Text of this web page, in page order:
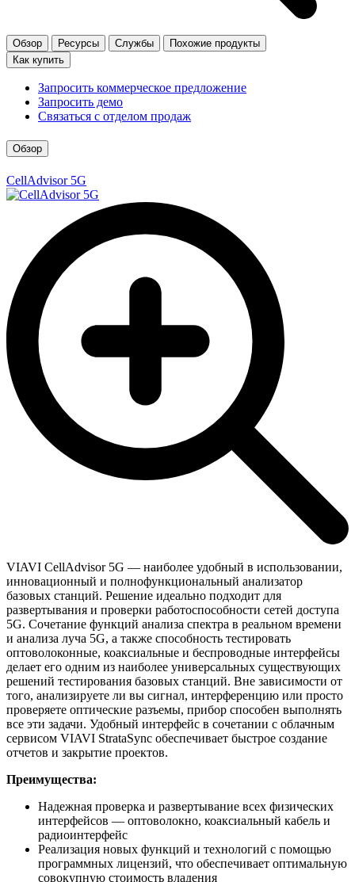
Обзор Ресурсы Службы
Похожие продукты
Как купить
Запросить коммерческое предложение
Запросить демо
Связаться с отделом продаж
Обзор
CellAdvisor 5G
VIAVI CellAdvisor 5G — наиболее удобный в использовании,
инновационный и полнофункциональный анализатор
базовых станций. Решение идеально подходит для
развертывания и проверки работоспособности сетей доступа
5G. Сочетание функций анализа спектра в реальном времени
и анализа луча 5G, а также способность тестировать
оптоволоконные, коаксиальные и беспроводные интерфейсы
делает его одним из наиболее универсальных существующих
решений тестирования базовых станций. Вне зависимости от
того, анализируете ли вы сигнал, интерференцию или просто
проверяете оптические разъемы, прибор способен выполнять
все эти задачи. Удобный интерфейс в сочетании с облачным
сервисом VIAVI StrataSync обеспечивает быстрое создание
отчетов и закрытие проектов.
Преимущества:
Надежная проверка и развертывание всех физических
интерфейсов — оптоволокно, коаксиальный кабель и
радиоинтерфейс
Реализация новых функций и технологий с помощью
программных лицензий, что обеспечивает оптимальную
совокупную стоимость владения